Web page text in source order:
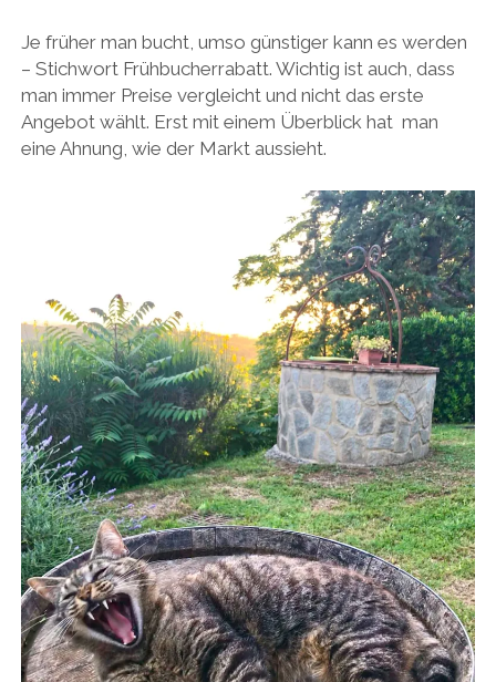
Je früher man bucht, umso günstiger kann es werden
– Stichwort Frühbucherrabatt. Wichtig ist auch, dass
man immer Preise vergleicht und nicht das erste
Angebot wählt. Erst mit einem Überblick hat man
eine Ahnung, wie der Markt aussieht.